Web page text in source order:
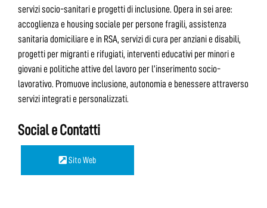
servizi socio-sanitari e progetti di inclusione. Opera in sei aree:
accoglienza e housing sociale per persone fragili, assistenza
sanitaria domiciliare e in RSA, servizi di cura per anziani e disabili,
progetti per migranti e rifugiati, interventi educativi per minori e
giovani e politiche attive del lavoro per l’inserimento socio-
lavorativo. Promuove inclusione, autonomia e benessere attraverso
servizi integrati e personalizzati.
Social e Contatti
Sito Web